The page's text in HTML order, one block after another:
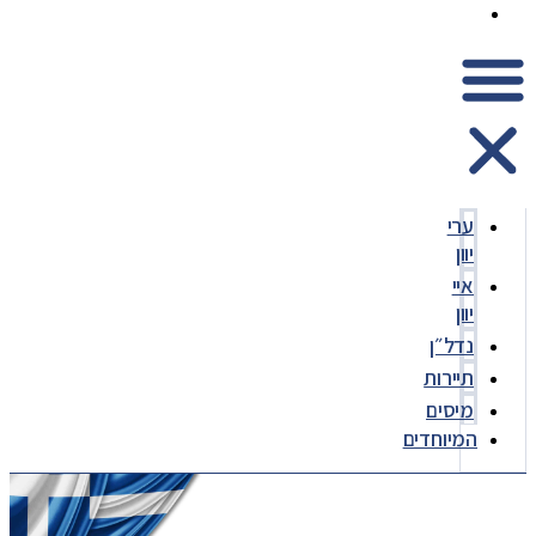
ערי
יוון
איי
יוון
נדל״ן
תיירות
מיסים
המיוחדים